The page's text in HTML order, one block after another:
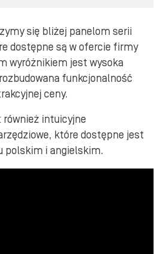
się bliżej panelom serii
dostępne są w ofercie firmy
wyróżnikiem jest wysoka
funkcjonalność
ceny.
intuicyjne
które dostępne jest
polskim i angielskim.